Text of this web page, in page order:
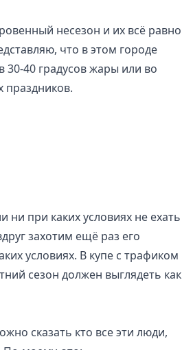
несезон и их всё равно
что в этом городе
30-40 градусов жары или во
праздников.
при каких условиях не ехать
захотим ещё раз его
условиях. В купе с трафиком
сезон должен выглядеть как
сказать кто все эти люди,